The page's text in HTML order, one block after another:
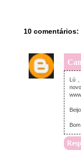
10 comentários:
Lú ,